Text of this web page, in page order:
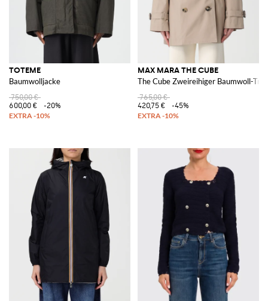
TOTEME
Baumwolljacke
750,00 €
600,00 €
-20%
MAX MARA THE CUBE
The Cube Zweireihiger Baumwoll-
765,00 €
420,75 €
-45%